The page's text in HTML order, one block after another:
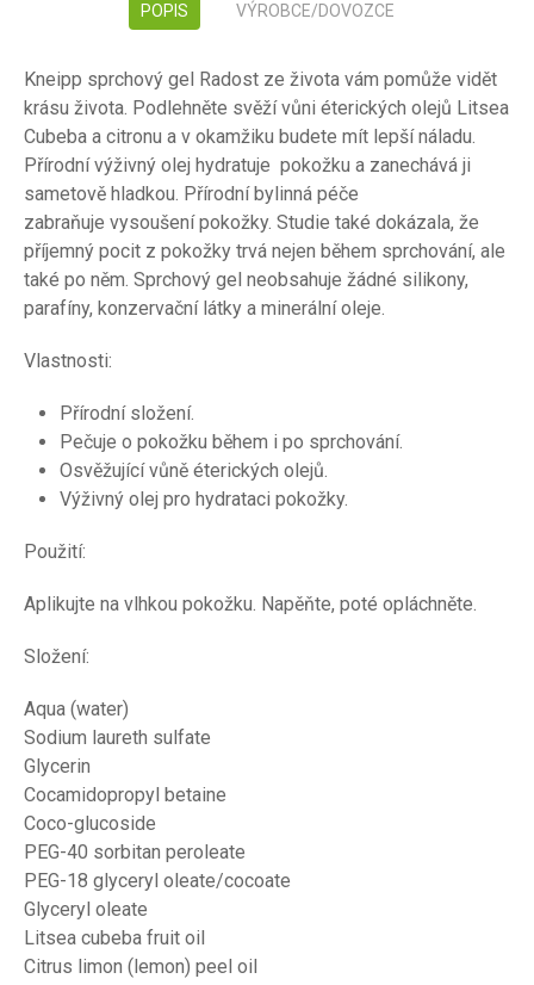
POPIS VÝROBCE/DOVOZCE
Kneipp sprchový gel Radost ze života vám pomůže vidět
krásu života. Podlehněte svěží vůni éterických olejů Litsea
Cubeba a citronu a v okamžiku budete mít lepší náladu.
Přírodní výživný olej hydratuje pokožku a zanechává ji
sametově hladkou. Přírodní bylinná péče
zabraňuje vysoušení pokožky. Studie také dokázala, že
příjemný pocit z pokožky trvá nejen během sprchování, ale
také po něm. Sprchový gel neobsahuje žádné silikony,
parafíny, konzervační látky a minerální oleje.
Vlastnosti:
Přírodní složení.
Pečuje o pokožku během i po sprchování.
Osvěžující vůně éterických olejů.
Výživný olej pro hydrataci pokožky.
Použití:
Aplikujte na vlhkou pokožku. Napěňte, poté opláchněte.
Složení:
Aqua (water)
Sodium laureth sulfate
Glycerin
Cocamidopropyl betaine
Coco-glucoside
PEG-40 sorbitan peroleate
PEG-18 glyceryl oleate/cocoate
Glyceryl oleate
Litsea cubeba fruit oil
Citrus limon (lemon) peel oil